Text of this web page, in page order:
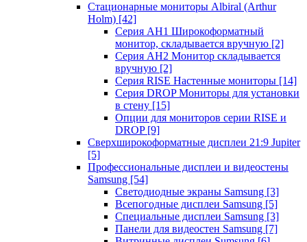
Стационарные мониторы Albiral (Arthur
Holm) [42]
Серия AH1 Широкоформатный
монитор, складывается вручную [2]
Серия AH2 Монитор складывается
вручную [2]
Серия RISE Настенные мониторы [14]
Серия DROP Мониторы для установки
в стену [15]
Опции для мониторов серии RISE и
DROP [9]
Сверхширокоформатные дисплеи 21:9 Jupiter
[5]
Профессиональные дисплеи и видеостены
Samsung [54]
Светодиодные экраны Samsung [3]
Всепогодные дисплеи Samsung [5]
Специальные дисплеи Samsung [3]
Панели для видеостен Samsung [7]